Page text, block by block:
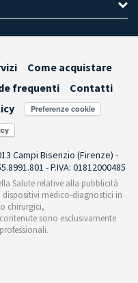
Come acquistare
frequenti
Contatti
Preferenze cookie
Campi Bisenzio (Firenze) -
- P.IVA: 01812000485
Salute relative alla pubblicità
medico-diagnostici in
chirurgici,
sono esclusivamente